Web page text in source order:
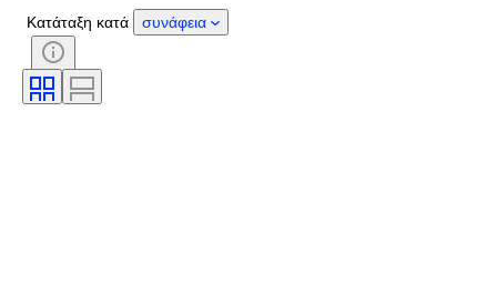
Στυλ
Έκδοση
Γλώσσα
Τοποθέτηση φακού
Τύπος εγγραφής βίντεο
Κατάταξη κατά συνάφεια